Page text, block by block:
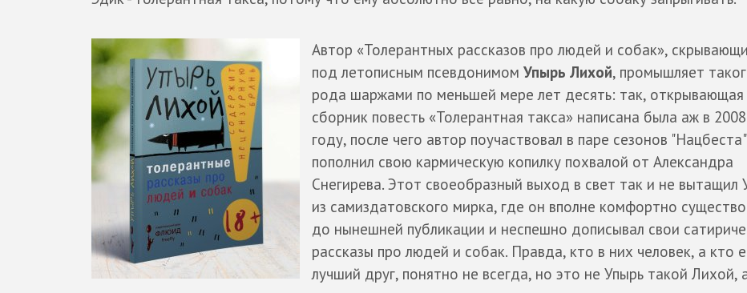
Автор «Толерантных рассказов про людей и собак»,
под летописным псевдонимом Упырь Лихой, промышляет
рода шаржами по меньшей мере лет десять: так, открывающая
сборник повесть «Толерантная такса» написана была аж в 2008
году, после чего автор поучаствовал в паре сезонов
пополнил свою кармическую копилку похвалой от Александра
Снегирева. Этот своеобразный выход в свет так и не вытащил
из самиздатовского мирка, где он вполне комфортно
до нынешней публикации и неспешно дописывал свои
рассказы про людей и собак. Правда, кто в них человек, а кто
лучший друг, понятно не всегда, но это не Упырь такой Лихой,